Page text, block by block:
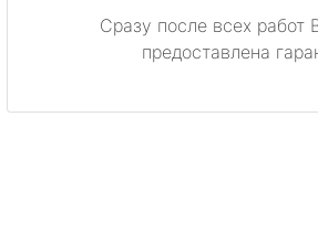
Сразу после всех работ
предоставлена